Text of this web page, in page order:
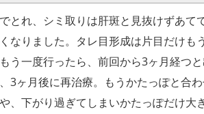
とれ、シミ取りは肝斑と見抜けずあて
なりました。タレ目形成は片目だけもう
う一度行ったら、前回から3ヶ月経つと
3ヶ月後に再治療。もうかたっぽと合
、下がり過ぎてしまいかたっぽだけ大